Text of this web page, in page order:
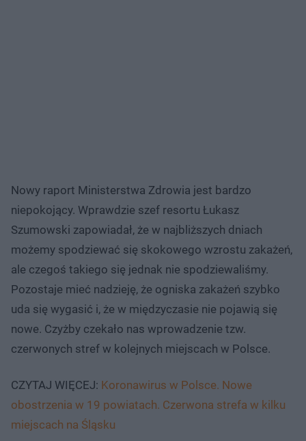
Nowy raport Ministerstwa Zdrowia jest bardzo
niepokojący. Wprawdzie szef resortu Łukasz
Szumowski zapowiadał, że w najbliższych dniach
możemy spodziewać się skokowego wzrostu zakażeń,
ale czegoś takiego się jednak nie spodziewaliśmy.
Pozostaje mieć nadzieję, że ogniska zakażeń szybko
uda się wygasić i, że w międzyczasie nie pojawią się
nowe. Czyżby czekało nas wprowadzenie tzw.
czerwonych stref w kolejnych miejscach w Polsce.
CZYTAJ WIĘCEJ: Koronawirus w Polsce. Nowe
obostrzenia w 19 powiatach. Czerwona strefa w kilku
miejscach na Śląsku